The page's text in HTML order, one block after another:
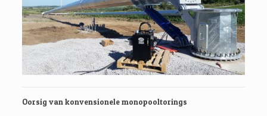
Oorsig van konvensionele monopooltorings